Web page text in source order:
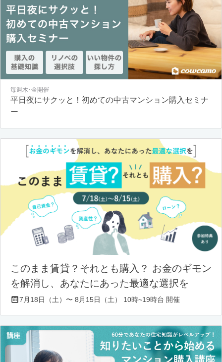
毎週木･金開催
平日夜にサクッと！初めての中古マンション購入セミナ
ー
このまま賃貸？それとも購入？ お金のギモン
を解消し、あなたにあった最適な選択を
7月18日（土）〜 8月15日（土） 10時~19時台 開催